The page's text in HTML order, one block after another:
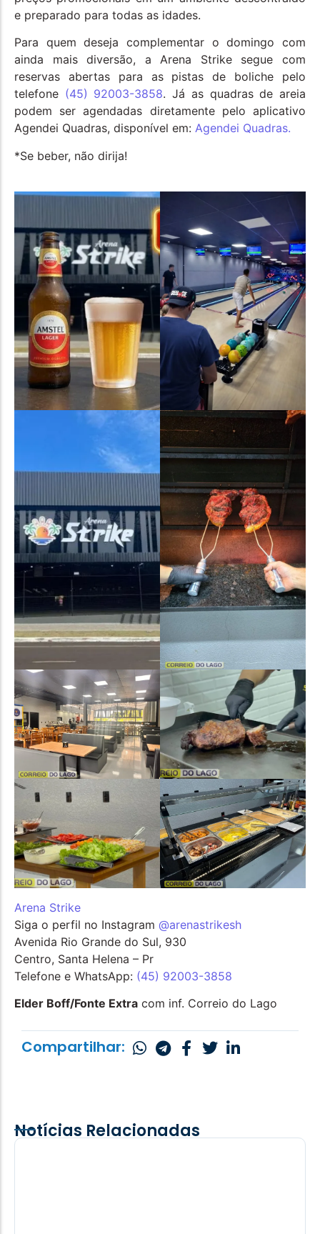
e preparado para todas as idades.
Para quem deseja complementar o domingo com
ainda mais diversão, a Arena Strike segue com
reservas abertas para as pistas de boliche pelo
telefone (45) 92003-3858. Já as quadras de areia
podem ser agendadas diretamente pelo aplicativo
Agendei Quadras, disponível em: Agendei Quadras.
*Se beber, não dirija!
Arena Strike
Siga o perfil no Instagram @arenastrikesh
Avenida Rio Grande do Sul, 930
Centro, Santa Helena – Pr
Telefone e WhatsApp: (45) 92003-3858
Elder Boff/Fonte Extra com inf. Correio do Lago
Compartilhar:
Notícias Relacionadas